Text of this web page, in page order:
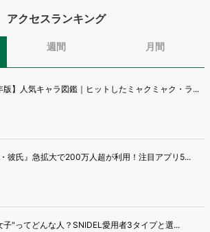
アクセスランキング
週間 月間
版】人気キャラ図鑑｜ヒットしたミャクミャク・ラ...
・彼氏』急拡大で200万人超が利用！注目アプリ5...
子"ってどんな人？SNIDEL愛用者3タイプと選...